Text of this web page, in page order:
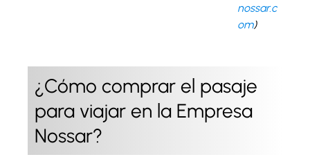
nossar.c
om)
¿Cómo comprar el pasaje
para viajar en la Empresa
Nossar?